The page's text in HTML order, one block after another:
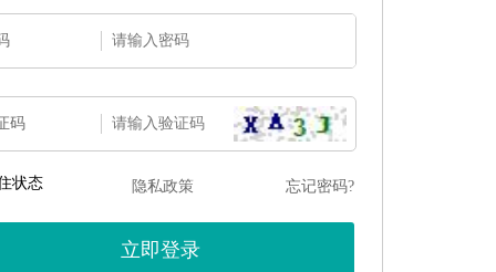
码
状态 隐私政策 忘记密码?